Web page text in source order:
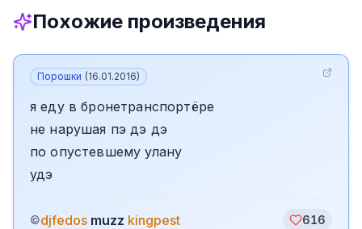
Похожие произведения
Порошки (16.01.2016)
я еду в бронетранспортёре
не нарушая пэ дэ дэ
по опустевшему улану
удэ
©djfedos muzz kingpest 616